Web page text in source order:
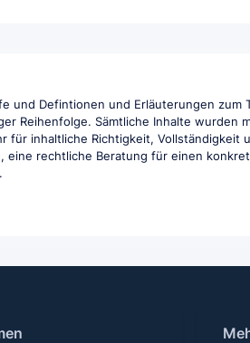
und Defintionen und Erläuterungen zum
Reihenfolge. Sämtliche Inhalte
für inhaltliche Richtigkeit,
eine rechtliche Beratung für einen